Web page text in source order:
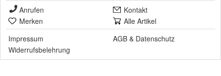
Anrufen
Kontakt
Merken
Alle Artikel
Impressum
AGB & Datenschutz
Widerrufsbelehrung